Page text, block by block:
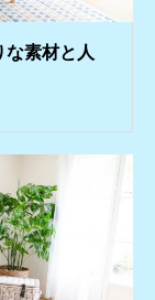
な素材と人